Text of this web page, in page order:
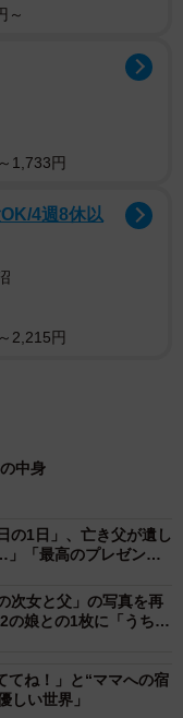
～
1,733円
4週8休以
2,215円
中身
の1日」、亡き父が遺し
「最高のプレゼン
次女と父」の写真を再
娘との1枚に「うちも
てね！」と“ママへの宿
い世界」